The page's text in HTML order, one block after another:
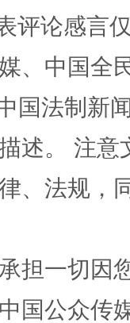
"炒
评论感言
、中国全
国法制新
述。 注
、法规，
担一切因
国公众传